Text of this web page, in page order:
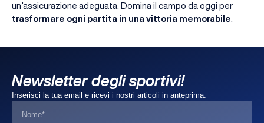
un’assicurazione adeguata. Domina il campo da oggi per
trasformare ogni partita in una vittoria memorabile
Newsletter degli sportivi!
Inserisci la tua email e ricevi i nostri articoli in anteprima.